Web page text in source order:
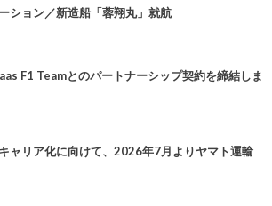
ション／新造船「蓉翔丸」就航
F1 Teamとのパートナーシップ契約を締結しま
ャリア化に向けて、2026年7月よりヤマト運輸